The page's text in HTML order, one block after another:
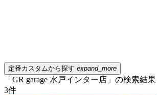
定番カスタムから探す expand_more
「GR garage 水戸インター店」の検索結果
3件